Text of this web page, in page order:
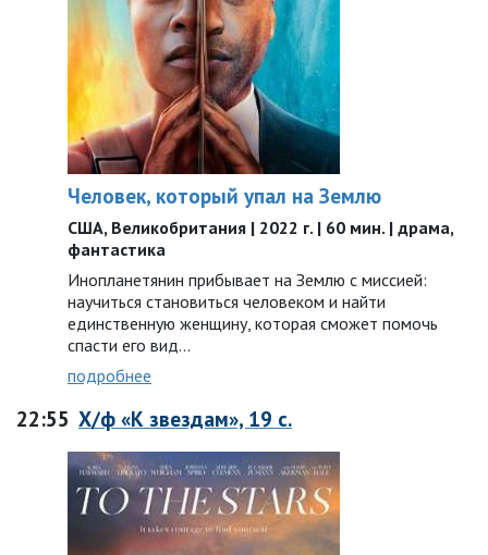
Человек, который упал на Землю
США, Великобритания | 2022 г. | 60 мин. | драма,
фантастика
Инопланетянин прибывает на Землю с миссией:
научиться становиться человеком и найти
единственную женщину, которая сможет помочь
спасти его вид...
подробнее
22:55 Х/ф «К звездам», 19 с.